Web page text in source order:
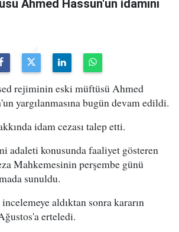
Ahmed Hassun'un idamını
rejiminin eski müftüsü Ahmed
yargılanmasına bugün devam edildi.
idam cezası talep etti.
adaleti konusunda faaliyet gösteren
Mahkemesinin perşembe günü
sunuldu.
aldıktan sonra kararın
erteledi.